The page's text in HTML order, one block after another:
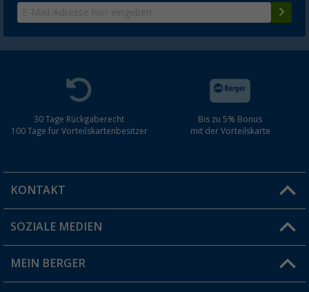
30 Tage Rückgaberecht
100 Tage für Vorteilskartenbesitzer
Bis zu 5% Bonus
mit der Vorteilskarte
KONTAKT
Du hast eine Frage?
Filiale finden
SOZIALE MEDIEN
MEIN BERGER